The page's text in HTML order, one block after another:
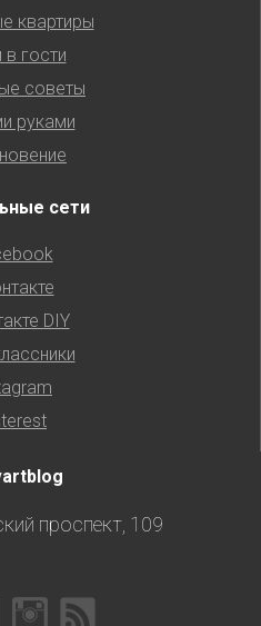
квартиры
гости
советы
руками
сети
DIY
проспект, 109